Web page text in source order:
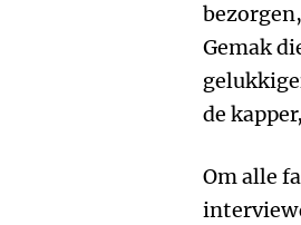
Gemak
de
Om alle